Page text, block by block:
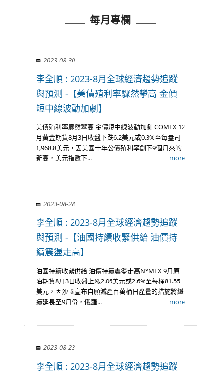
重大消息：RFP美國註冊財務策劃師協會大中華管理中心就冒名RFP
每月專欄
2023-08-30
李全順 : 2023-8月全球經濟趨勢追蹤
與預測 -【美債殖利率驟然攀高 金價
短中線波動加劇】
美債殖利率驟然攀高 金價短中線波動加劇 COMEX 12
月黃金期貨8月3日收盤下跌6.2美元或0.3%至每盎司
1,968.8美元，因美國十年公債殖利率創下9個月來的
新高，美元指數下...
more
2023-08-28
李全順 : 2023-8月全球經濟趨勢追蹤
與預測 -【油國持續收緊供給 油價持
續震盪走高】
油國持續收緊供給 油價持續震盪走高 ​ NYMEX 9月原
油期貨8月3日收盤上漲2.06美元或2.6%至每桶81.55
美元，因沙國宣布自願減產百萬桶日產量的措施將繼
續延長至9月份，俄羅...
more
2023-08-23
李全順 : 2023-8月全球經濟趨勢追蹤